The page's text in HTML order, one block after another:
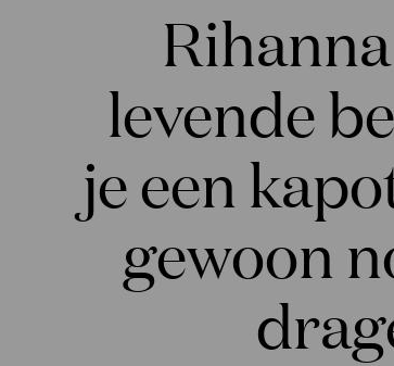
levende
je een
gewoon